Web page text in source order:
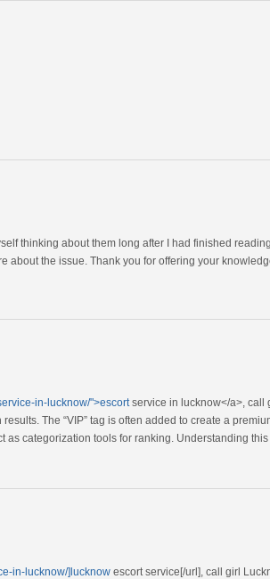
thinking about them long after I had finished
the issue. Thank you for offering your
in-lucknow/">escort service in lucknow</a>, call
The “VIP” tag is often added to create a
as categorization tools for ranking. Understanding
in-lucknow/]lucknow escort service[/url], call girl